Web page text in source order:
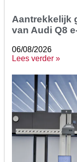
Aantrekkelijk
van Audi Q8
06/08/2026
Lees verder »